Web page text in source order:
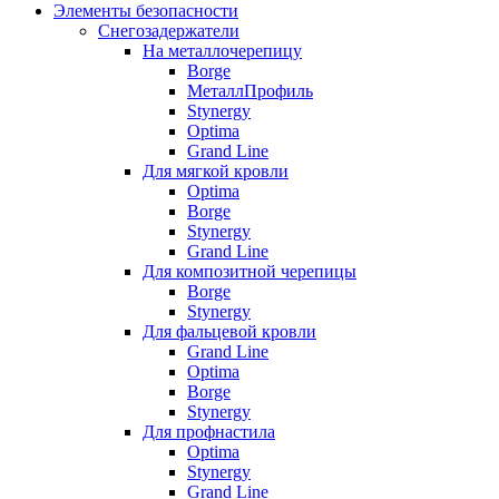
Элементы безопасности
Снегозадержатели
На металлочерепицу
Borge
МеталлПрофиль
Stynergy
Optima
Grand Line
Для мягкой кровли
Optima
Borge
Stynergy
Grand Line
Для композитной черепицы
Borge
Stynergy
Для фальцевой кровли
Grand Line
Optima
Borge
Stynergy
Для профнастила
Optima
Stynergy
Grand Line